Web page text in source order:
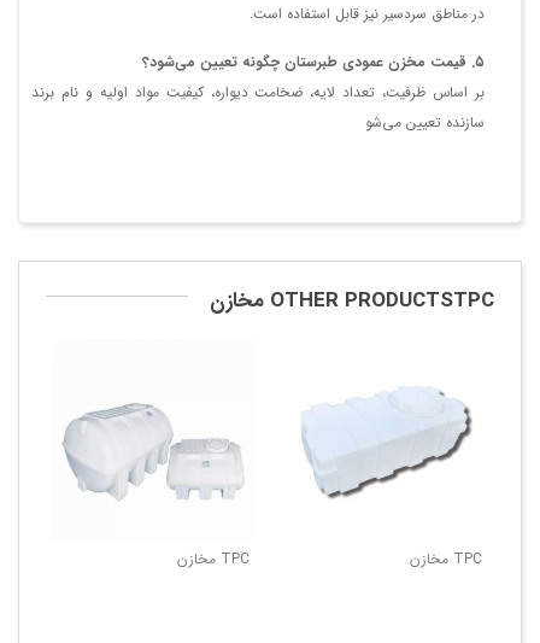
در مناطق سردسیر نیز قابل استفاده است.
۵. قیمت مخزن عمودی طبرستان چگونه تعیین می‌شود؟
بر اساس ظرفیت، تعداد لایه، ضخامت دیواره، کیفیت مواد اولیه و نام برند
سازنده تعیین می‌شو
OTHER PRODUCTSTPC مخازن
TPC مخازن TPC مخازن